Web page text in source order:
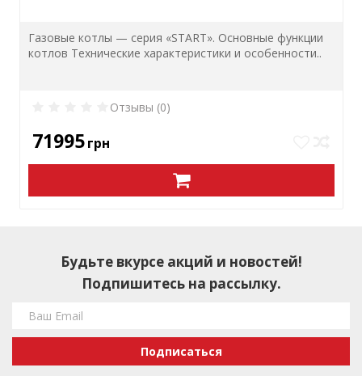
Газовые котлы — серия «START». Основные функции
котлов Технические характеристики и особенности..
Отзывы (0)
71995 грн
Будьте вкурсе акций и новостей!
Подпишитесь на рассылку.
Подписаться